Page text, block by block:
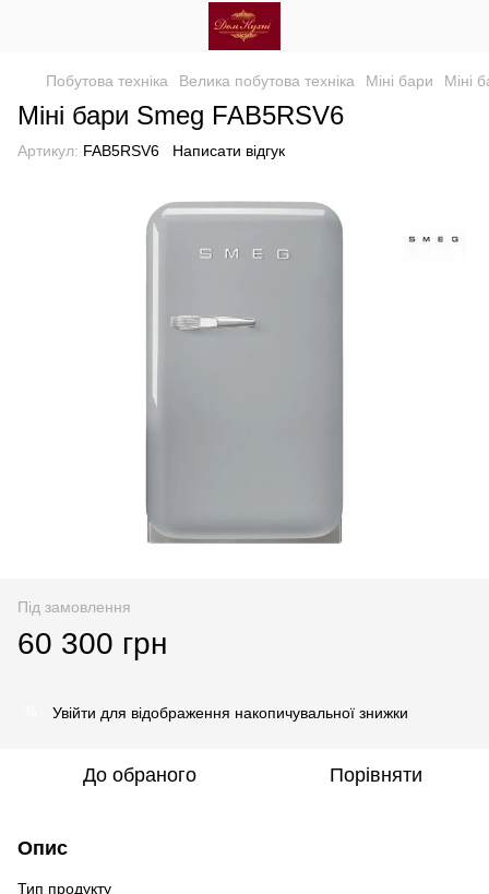
Побутова техніка Велика побутова техніка Міні бари Міні
Міні бари Smeg FAB5RSV6
Артикул: FAB5RSV6 Написати відгук
Під замовлення
60 300 грн
Увійти для відображення накопичувальної знижки
До обраного Порівняти
Опис
Тип продукту